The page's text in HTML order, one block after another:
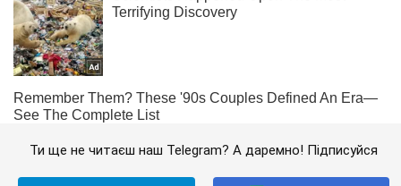
Ти ще не читаєш наш Telegram? А даремно! Підписуйся